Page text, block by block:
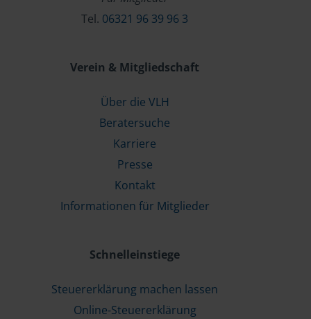
Tel. 06321 96 39 96 3
Verein & Mitgliedschaft
Über die VLH
Beratersuche
Karriere
Presse
Kontakt
Informationen für Mitglieder
Schnelleinstiege
Steuererklärung machen lassen
Online-Steuererklärung